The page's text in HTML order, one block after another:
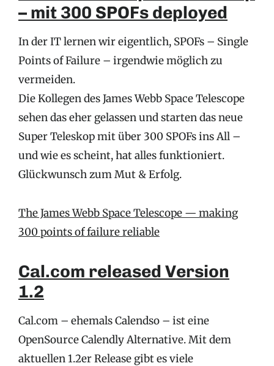
– mit 300 SPOFs deployed
In der IT lernen wir eigentlich, SPOFs – Single
Points of Failure – irgendwie möglich zu
vermeiden.
Die Kollegen des James Webb Space Telescope
sehen das eher gelassen und starten das neue
Super Teleskop mit über 300 SPOFs ins All –
und wie es scheint, hat alles funktioniert.
Glückwunsch zum Mut & Erfolg.
The James Webb Space Telescope — making
300 points of failure reliable
Cal.com released Version
1.2
Cal.com – ehemals Calendso – ist eine
OpenSource Calendly Alternative. Mit dem
aktuellen 1.2er Release gibt es viele